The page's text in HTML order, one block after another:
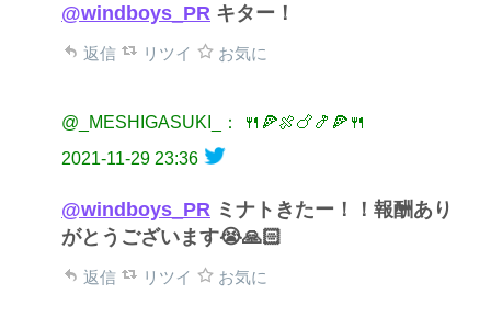
@windboys_PR キター！
返信 リツイ お気に
@_MESHIGASUKI_： 🍴🍕🍖🍗🍤🍕🍴
2021-11-29 23:36
@windboys_PR ミナトきたー！！報酬あり
がとうございます😭🙏🏻
返信 リツイ お気に